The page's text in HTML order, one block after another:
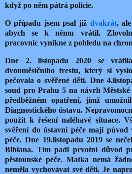
když po něm pátrá policie.
O případu jsem psal již dvakrát,
abych se k němu vrátil.
pracovnic vynikne z pohledu na
Dne 2. listopadu 2020 se
dvouměsíčního trestu, který si
pečovala o svěřené děti. Dne
soud pro Prahu 5 na návrh Městské
předběžném opatření, jímž umožnil
Diagnostického ústavu.
použít k řešení naléhavé situace.
svěření do ústavní péče mají původ
péče. Dne 19.listopadu 2019 se
Bibiana. Tím padl prvotní důvod
pěstounské péče. Matka nemá
neměla vychovávat své děti. Je